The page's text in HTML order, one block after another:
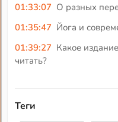
01:33:07 О разных
01:35:47 Йога и
01:39:27 Какое
читать?
Теги